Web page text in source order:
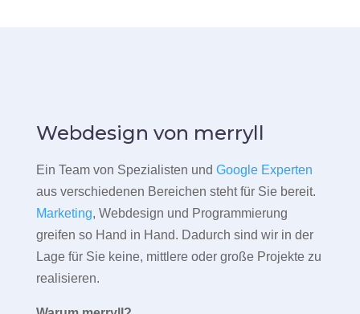
Webdesign von merryll
Ein Team von Spezialisten und Google Experten
aus verschiedenen Bereichen steht für Sie bereit.
Marketing, Webdesign und Programmierung
greifen so Hand in Hand. Dadurch sind wir in der
Lage für Sie keine, mittlere oder große Projekte zu
realisieren.